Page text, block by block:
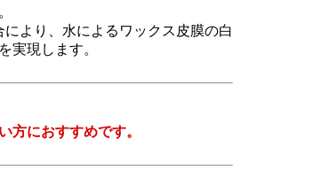
より、水によるワックス皮膜の白
実現します。
方におすすめです。